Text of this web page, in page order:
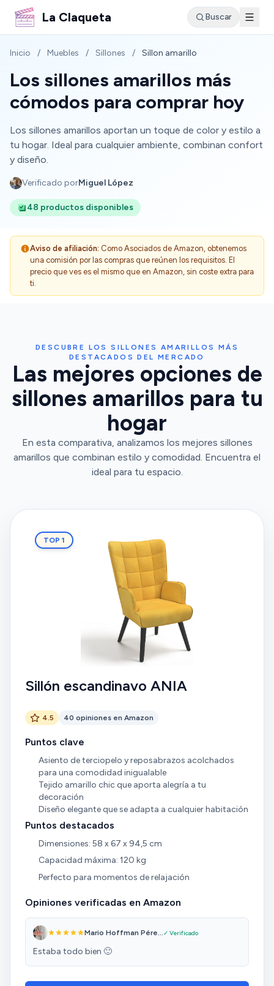
La Claqueta Buscar
Inicio / Muebles / Sillones / Sillon amarillo
Los sillones amarillos más
cómodos para comprar hoy
Los sillones amarillos aportan un toque de color y estilo a
tu hogar. Ideal para cualquier ambiente, combinan confort
y diseño.
Verificado porMiguel López
48 productos disponibles
Aviso de afiliación: Como Asociados de Amazon, obtenemos
una comisión por las compras que reúnen los requisitos. El
precio que ves es el mismo que en Amazon, sin coste extra para
ti.
DESCUBRE LOS SILLONES AMARILLOS MÁS
DESTACADOS DEL MERCADO
Las mejores opciones de
sillones amarillos para tu
hogar
En esta comparativa, analizamos los mejores sillones
amarillos que combinan estilo y comodidad. Encuentra el
ideal para tu espacio.
TOP 1
Sillón escandinavo ANIA
4.5 40 opiniones en Amazon
Puntos clave
Asiento de terciopelo y reposabrazos acolchados
para una comodidad inigualable
Tejido amarillo chic que aporta alegría a tu
decoración
Diseño elegante que se adapta a cualquier habitación
Puntos destacados
Dimensiones: 58 x 67 x 94,5 cm
Capacidad máxima: 120 kg
Perfecto para momentos de relajación
Opiniones verificadas en Amazon
Mario Hoffman Pére...✓ Verificado
Estaba todo bien 🙂